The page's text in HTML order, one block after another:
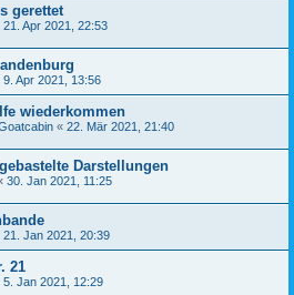
gerettet
21. Apr 2021, 22:53
9. Apr 2021, 13:56
wiederkommen
« 22. Mär 2021, 21:40
Darstellungen
30. Jan 2021, 11:25
21. Jan 2021, 20:39
21
5. Jan 2021, 12:29